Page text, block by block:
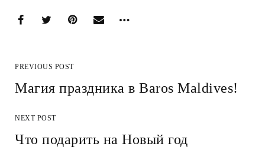
PREVIOUS POST
Магия праздника в Baros Maldives!
NEXT POST
Что подарить на Новый год